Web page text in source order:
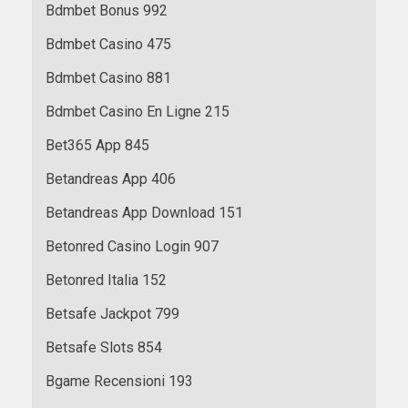
Bdmbet Bonus 992
Bdmbet Casino 475
Bdmbet Casino 881
Bdmbet Casino En Ligne 215
Bet365 App 845
Betandreas App 406
Betandreas App Download 151
Betonred Casino Login 907
Betonred Italia 152
Betsafe Jackpot 799
Betsafe Slots 854
Bgame Recensioni 193